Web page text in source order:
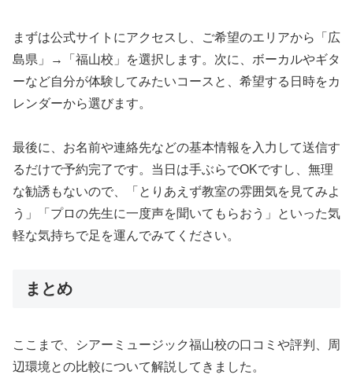
まずは公式サイトにアクセスし、ご希望のエリアから「広
島県」→「福山校」を選択します。次に、ボーカルやギタ
ーなど自分が体験してみたいコースと、希望する日時をカ
レンダーから選びます。
最後に、お名前や連絡先などの基本情報を入力して送信す
るだけで予約完了です。当日は手ぶらでOKですし、無理
な勧誘もないので、「とりあえず教室の雰囲気を見てみよ
う」「プロの先生に一度声を聞いてもらおう」といった気
軽な気持ちで足を運んでみてください。
まとめ
ここまで、シアーミュージック福山校の口コミや評判、周
辺環境との比較について解説してきました。